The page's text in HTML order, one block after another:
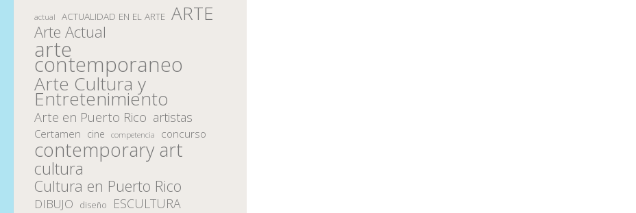
actual ACTUALIDAD EN EL ARTE ARTE
Arte Actual
arte
contemporaneo
Arte Cultura y
Entretenimiento
Arte en Puerto Rico artistas
Certamen cine competencia concurso
contemporary art
cultura
Cultura en Puerto Rico
DIBUJO diseño ESCULTURA